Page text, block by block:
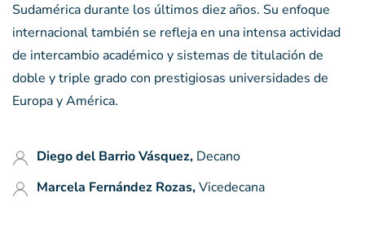
Sudamérica durante los últimos diez años. Su enfoque
internacional también se refleja en una intensa actividad
de intercambio académico y sistemas de titulación de
doble y triple grado con prestigiosas universidades de
Europa y América.
Diego del Barrio Vásquez, Decano
Marcela Fernández Rozas,Vicedecana